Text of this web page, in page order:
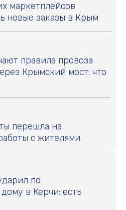
маркетплейсов
новые заказы в Крым
правила провоза
Крымский мост: что
перешла на
с жителями
по
в Керчи: есть